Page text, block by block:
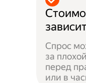
Спрос
за
перед
или в